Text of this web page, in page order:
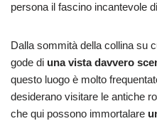
persona il fascino incantevole
Dalla sommità della collina su
gode di una vista davvero
questo luogo è molto
desiderano visitare le antiche
che qui possono immortalare